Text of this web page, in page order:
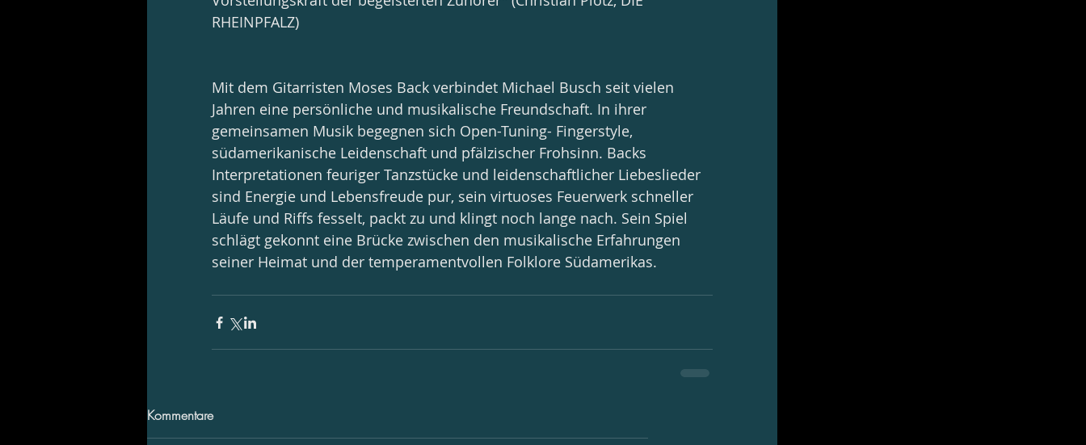
RHEINPFALZ)
Mit dem Gitarristen Moses Back verbindet Michael Busch seit vielen
Jahren eine persönliche und musikalische Freundschaft. In ihrer
gemeinsamen Musik begegnen sich Open-Tuning- Fingerstyle,
südamerikanische Leidenschaft und pfälzischer Frohsinn. Backs
Interpretationen feuriger Tanzstücke und leidenschaftlicher Liebeslieder
sind Energie und Lebensfreude pur, sein virtuoses Feuerwerk schneller
Läufe und Riffs fesselt, packt zu und klingt noch lange nach. Sein Spiel
schlägt gekonnt eine Brücke zwischen den musikalische Erfahrungen
seiner Heimat und der temperamentvollen Folklore Südamerikas.
Kommentare